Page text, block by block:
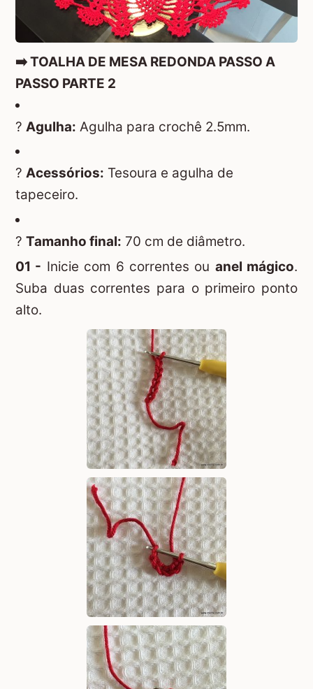
➡️ TOALHA DE MESA REDONDA PASSO A
PASSO PARTE 2
? Agulha: Agulha para crochê 2.5mm.
? Acessórios: Tesoura e agulha de
tapeceiro.
? Tamanho final: 70 cm de diâmetro.
01 - Inicie com 6 correntes ou anel mágico.
Suba duas correntes para o primeiro ponto
alto.